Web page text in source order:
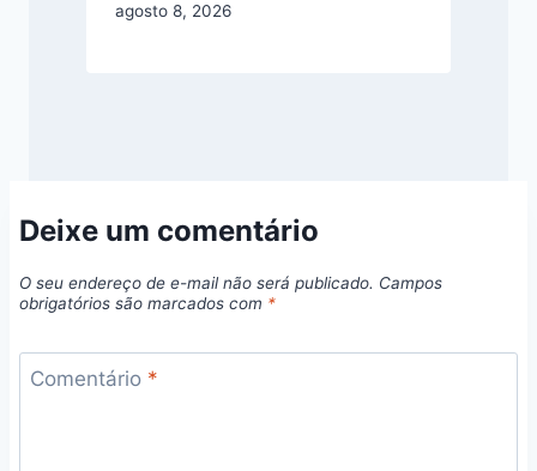
agosto 8, 2026
Deixe um comentário
O seu endereço de e-mail não será publicado. Campos
obrigatórios são marcados com *
Comentário *